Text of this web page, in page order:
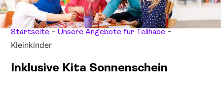
Startseite-Unsere Angebote für Teilhabe-
Kleinkinder
Inklusive Kita Sonnenschein